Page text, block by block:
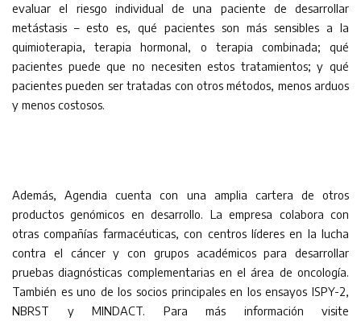
evaluar el riesgo individual de una paciente de desarrollar
metástasis – esto es, qué pacientes son más sensibles a la
quimioterapia, terapia hormonal, o terapia combinada; qué
pacientes puede que no necesiten estos tratamientos; y qué
pacientes pueden ser tratadas con otros métodos, menos arduos
y menos costosos.
Además, Agendia cuenta con una amplia cartera de otros
productos genómicos en desarrollo. La empresa colabora con
otras compañías farmacéuticas, con centros líderes en la lucha
contra el cáncer y con grupos académicos para desarrollar
pruebas diagnósticas complementarias en el área de oncología.
También es uno de los socios principales en los ensayos ISPY-2,
NBRST y MINDACT. Para más información visite